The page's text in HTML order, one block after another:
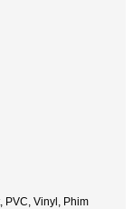
PVC, Vinyl, Phim